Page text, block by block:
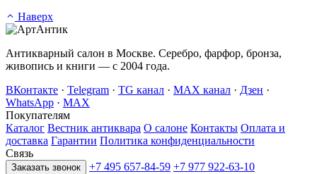
Наверх
Антикварный салон в Москве. Серебро, фарфор, бронза,
живопись и книги — с 2004 года.
ВКонтакте · Telegram · TG канал · MAX канал · Дзен ·
WhatsApp · MAX
Покупателям
Каталог Вестник антиквара О салоне Контакты Оплата и
доставка Гарантии Политика конфиденциальности
Связь
Заказать звонок +7 495 657-84-59 +7 977 922-63-10